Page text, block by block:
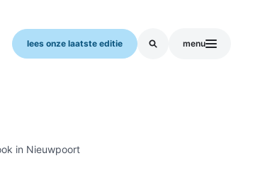
lees onze laatste editie menu
in Nieuwpoort